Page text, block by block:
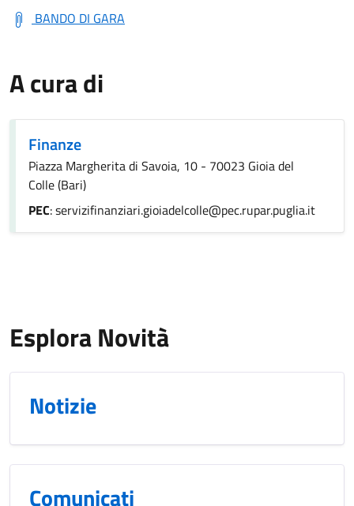
BANDO DI GARA
A cura di
Finanze
Piazza Margherita di Savoia, 10 - 70023 Gioia del
Colle (Bari)
PEC: servizifinanziari.gioiadelcolle@pec.rupar.puglia.it
Esplora Novità
Notizie
Comunicati